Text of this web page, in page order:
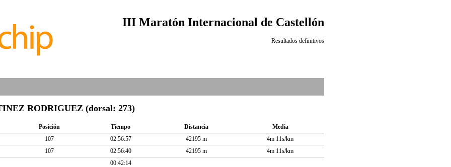
III Maratón Internacional de Castellón
Resultados definitivos
RODRIGUEZ (dorsal: 273)
Posición Tiempo Distancia
Media
107 02:56:57 42195 m
4m 11s/km
107 02:56:40 42195 m
4m 11s/km
00:42:14